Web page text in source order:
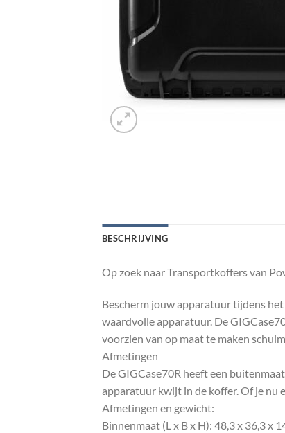
BESCHRIJVING
Op zoek naar Transportkoffers van
Bescherm jouw apparatuur tijdens
waardvolle apparatuur. De
voorzien van op maat te maken
Afmetingen
De GIGCase70R heeft een
apparatuur kwijt in de koffer. Of je
Afmetingen en gewicht:
Binnenmaat (L x B x H): 48,3 x 36,3 x